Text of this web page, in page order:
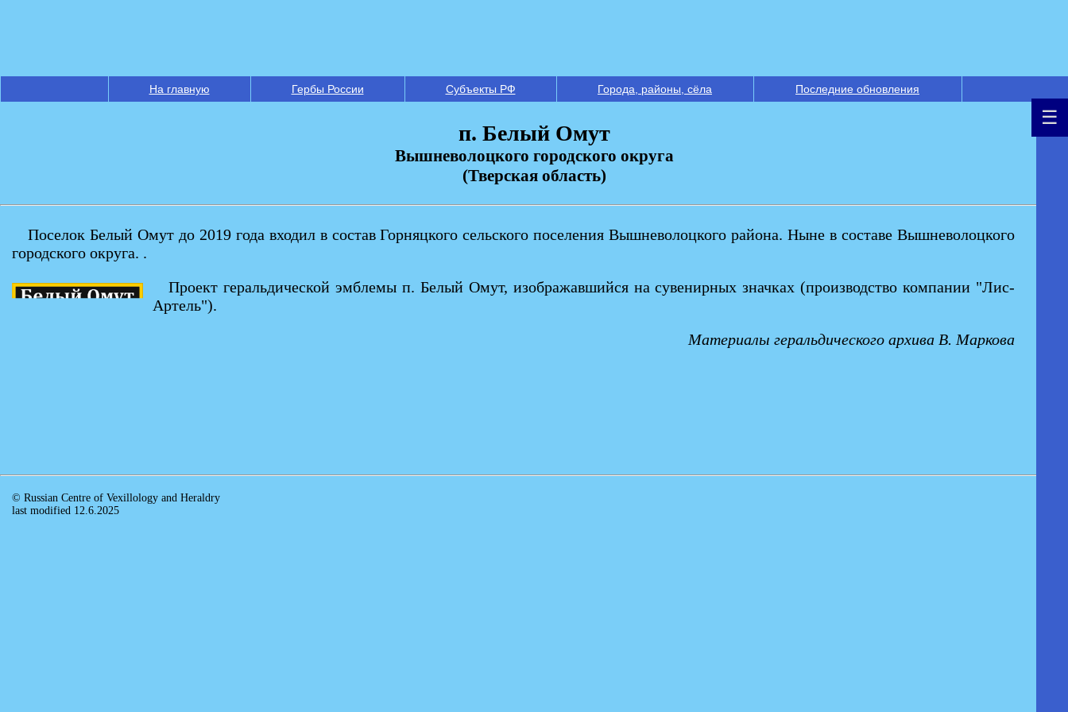
На главную Гербы России Субъекты РФ Города, районы, сёла Последние обновления
п. Белый Омут
Вышневолоцкого городского округа
(Тверская область)
Поселок Белый Омут до 2019 года входил в состав Горняцкого сельского поселения Вышневолоцкого района. Ныне в составе Вышневолоцкого
городского округа. .
Проект геральдической эмблемы п. Белый Омут, изображавшийся на сувенирных значках (производство компании "Лис-
Артель").
Материалы геральдического архива В. Маркова
© Russian Centre of Vexillology and Heraldry
last modified 12.6.2025